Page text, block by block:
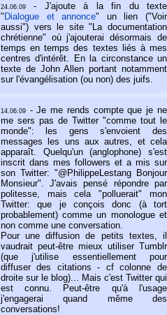
24.06.09
- J'ajoute à la fin du texte
" Dialogue et annonce" un lien ("Voir
aussi") vers le site "La documentation
chrétienne" où j'ajouterai désormais de
temps en temps des textes liés à mes
centres d'intérêt. En la circonstance un
texte de John Allen portant notamment
sur l'évangélisation (ou non) des juifs.
14.06.09 - Je me rends compte que je ne
me sers pas de Twitter "comme tout le
monde": les gens s'envoient des
messages les uns aux autres, et cela
apparaît. Quelqu'un (anglophone) s'est
inscrit dans mes followers et a mis sur
son Twitter: "@PhilippeLestang Bonjour
Monsieur". J'avais pensé répondre par
politesse, mais cela "polluerait" mon
Twitter: que je conçois donc (à tort
probablement) comme un monologue et
non comme une conversation.
Pour une diffusion de petits textes, il
vaudrait peut-être mieux utiliser Tumblr
(que j'utilise essentiellement pour
diffuser des citations - cf colonne de
droite sur le blog)... Mais c'est Twitter qui
est connu. Peut-être qu'à l'usage
j'engagerai quand même des
conversations!